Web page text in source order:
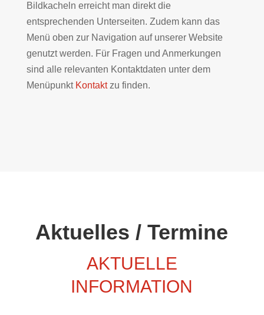
Bildkacheln erreicht man direkt die
entsprechenden Unterseiten. Zudem kann das
Menü oben zur Navigation auf unserer Website
genutzt werden. Für Fragen und Anmerkungen
sind alle relevanten Kontaktdaten unter dem
Menüpunkt Kontaktzu finden.
Aktuelles / Termine
AKTUELLE
INFORMATION